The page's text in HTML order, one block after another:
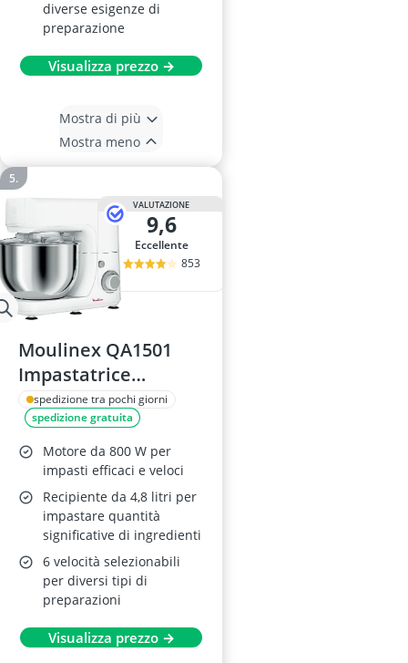
diverse esigenze di
preparazione
Visualizza prezzo →
Mostra di più
Mostra meno
VALUTAZIONE
9,6
Eccellente
853
Moulinex QA1501
Impastatrice
Planetaria 800W,
4.8L, Acciaio Inox, 6
Velocità
spedizione tra pochi giorni
spedizione gratuita
Motore da 800 W per
impasti efficaci e veloci
Recipiente da 4,8 litri per
impastare quantità
significative di ingredienti
6 velocità selezionabili
per diversi tipi di
preparazioni
Visualizza prezzo →